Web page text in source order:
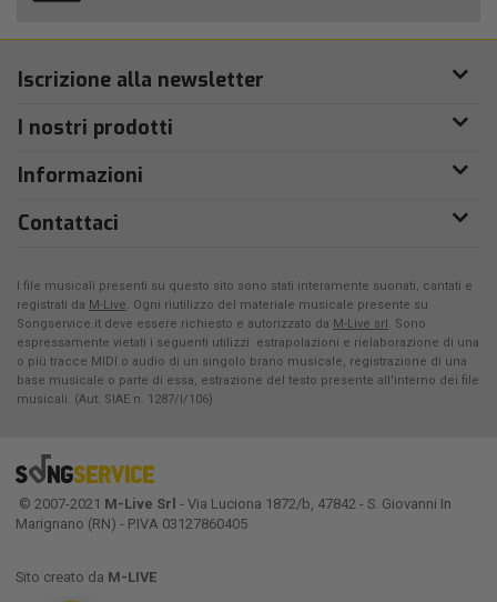
Iscrizione alla newsletter
I nostri prodotti
Informazioni
Contattaci
I file musicali presenti su questo sito sono stati interamente suonati, cantati e
registrati da M-Live. Ogni riutilizzo del materiale musicale presente su
Songservice.it deve essere richiesto e autorizzato da M-Live srl. Sono
espressamente vietati i seguenti utilizzi: estrapolazioni e rielaborazione di una
o più tracce MIDI o audio di un singolo brano musicale, registrazione di una
base musicale o parte di essa, estrazione del testo presente all'interno dei file
musicali. (Aut. SIAE n. 1287/I/106)
© 2007-2021 M-Live Srl - Via Luciona 1872/b, 47842 - S. Giovanni In
Marignano (RN) - P.IVA 03127860405
Sito creato da M-LIVE